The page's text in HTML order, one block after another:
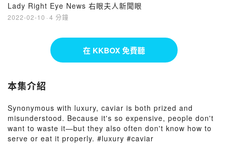
Lady Right Eye News 右眼夫人新聞眼
2022-02-10 · 4 分鐘
在 KKBOX 免費聽
本集介紹
Synonymous with luxury, caviar is both prized and
misunderstood. Because it's so expensive, people don't
want to waste it—but they also often don't know how to
serve or eat it properly. #luxury #caviar